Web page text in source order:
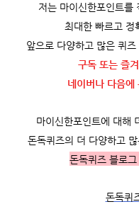
저는 마이신한포인트를
최대한 빠르고 정
앞으로 다양하고 많은 퀴
구독 또는 즐
네이버나 다음에
마이신한포인트에 대해
돈독퀴즈의 더 다양하고
돈독퀴즈 블로그
돈독퀴